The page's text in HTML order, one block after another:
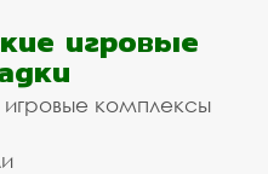
игровые
комплексы